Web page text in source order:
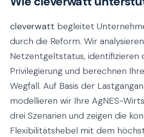
cleverwatt begleitet
durch die Reform. Wir
Netzentgeltstatus, identifizieren
Privilegierung und berechnen
Wegfall. Auf Basis der
modellieren wir Ihre AgNES-
drei Szenarien und zeigen die
Flexibilitätshebel mit dem